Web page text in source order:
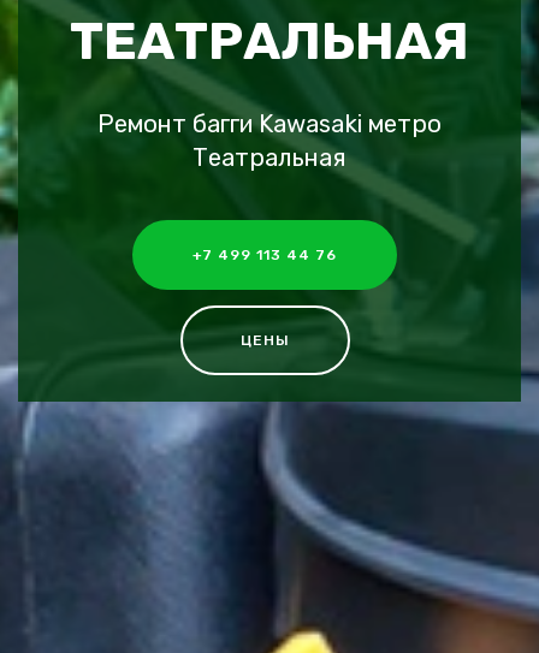
ТЕАТРАЛЬНАЯ
Ремонт багги Kawasaki метро
Театральная
+7 499 113 44 76
ЦЕНЫ